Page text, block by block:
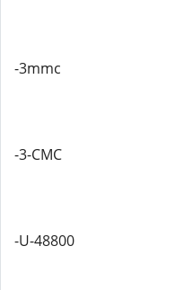
-3mmc
-3-CMC
-U-48800